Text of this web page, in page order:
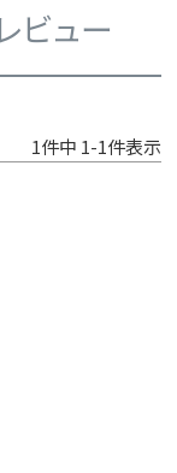
ビュー
1件中 1-1件表示